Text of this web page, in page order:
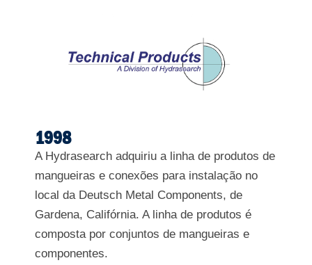
1998
A Hydrasearch adquiriu a linha de produtos de
mangueiras e conexões para instalação no
local da Deutsch Metal Components, de
Gardena, Califórnia. A linha de produtos é
composta por conjuntos de mangueiras e
componentes.